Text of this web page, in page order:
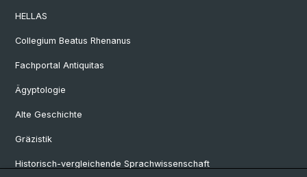
HELLAS
Collegium Beatus Rhenanus
Fachportal Antiquitas
Ägyptologie
Alte Geschichte
Gräzistik
Historisch-vergleichende Sprachwissenschaft